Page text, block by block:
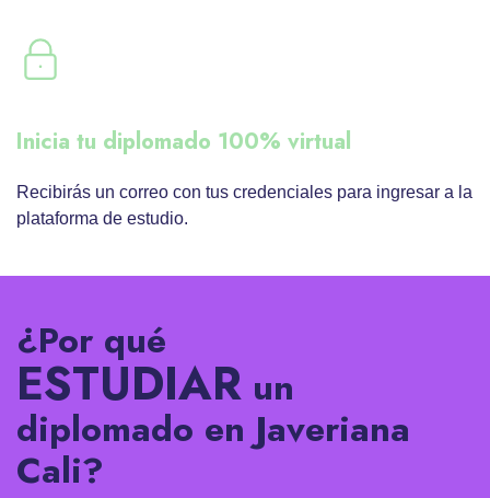
Inicia tu diplomado 100% virtual
Recibirás un correo con tus credenciales para ingresar a la
plataforma de estudio.
¿Por qué
ESTUDIAR un
diplomado en Javeriana
Cali?